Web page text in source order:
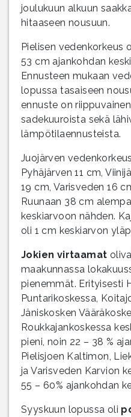
joulukuun alkuun
hitaaseen nousuun.
Pielisen vedenkorkeus
53 cm ajankohdan
Ennusteen mukaan
lopussa tasaiseen
ennuste on
sadekuuroista sekä
lämpötilaennusteista.
Juojärven
Pyhäjärven 11 cm,
19 cm, Varisveden 16
Ruunaan 38 cm
keskiarvoon nähden.
oli 1 cm keskiarvon
Jokien virtaamat
maakunnassa
pienemmät. Erityisesti
Puntarikoskessa,
Jäniskosken
Roukkajankoskessa
pieni, noin 22 – 38 %
Pielisjoen Kaltimon,
ja Varisveden Karvion
55 – 60% ajankohdan
Syyskuun lopussa oli